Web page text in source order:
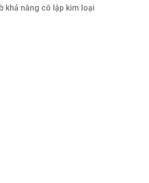
khả năng cô lập kim loại